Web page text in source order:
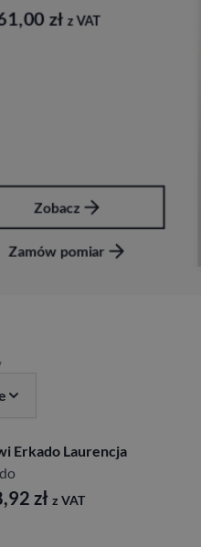
zł z VAT
Zobacz
Zamów pomiar
Erkado Laurencja
zł z VAT